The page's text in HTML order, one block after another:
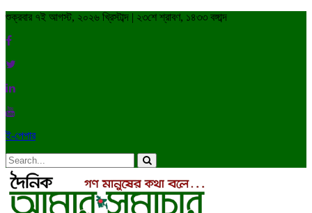
শুক্রবার ৭ই আগস্ট, ২০২৬ খ্রিস্টাব্দ | ২৩শে শ্রাবণ, ১৪৩৩ বঙ্গাব্দ
ই-পেপার